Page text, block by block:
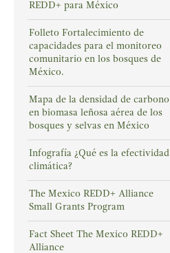
REDD+ para México
Folleto Fortalecimiento de
capacidades para el monitoreo
comunitario en los bosques de
México.
Mapa de la densidad de carbono
en biomasa leñosa aérea de los
bosques y selvas en México
Infografía ¿Qué es la efectividad
climática?
The Mexico REDD+ Alliance
Small Grants Program
Fact Sheet The Mexico REDD+
Alliance